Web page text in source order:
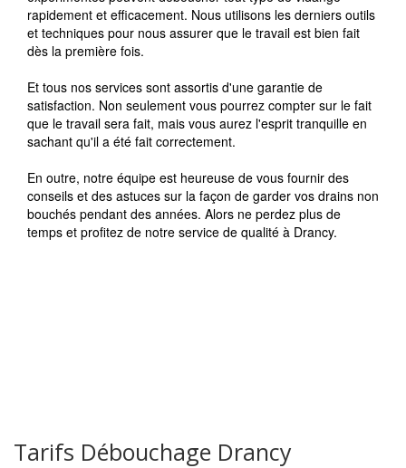
rapidement et efficacement. Nous utilisons les derniers outils
et techniques pour nous assurer que le travail est bien fait
dès la première fois.
Et tous nos services sont assortis d'une garantie de
satisfaction. Non seulement vous pourrez compter sur le fait
que le travail sera fait, mais vous aurez l'esprit tranquille en
sachant qu'il a été fait correctement.
En outre, notre équipe est heureuse de vous fournir des
conseils et des astuces sur la façon de garder vos drains non
bouchés pendant des années. Alors ne perdez plus de
temps et profitez de notre service de qualité à Drancy.
Tarifs Débouchage Drancy